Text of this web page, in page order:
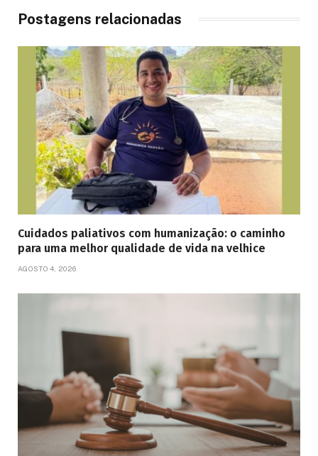
Postagens relacionadas
Cuidados paliativos com humanização: o caminho
para uma melhor qualidade de vida na velhice
AGOSTO 4, 2026